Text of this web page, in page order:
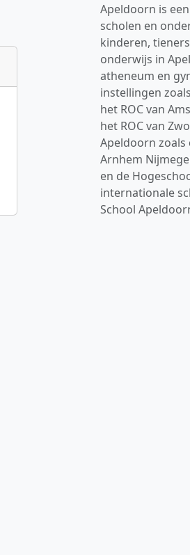
Apeldoorn is
scholen en
kinderen,
onderwijs in
atheneum en
instellingen
het ROC van
het ROC van
Apeldoorn
Arnhem
en de
internationale
School